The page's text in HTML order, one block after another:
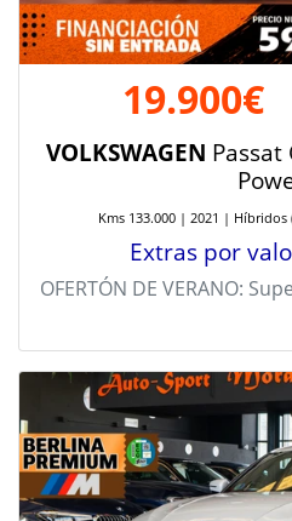
19.900€
VOLKSWAGEN Passat
Kms 133.000 | 2021 |
Extras por
OFERTÓN DE VERANO: